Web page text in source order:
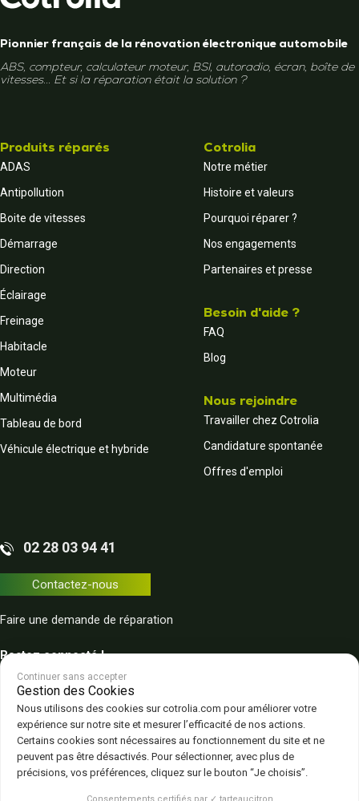
Pionnier français de la rénovation électronique automobile
ABS, compteur, calculateur moteur, BSI, autoradio, écran, boîte de
vitesses... Et si la réparation était la solution ?
Produits réparés
ADAS
Antipollution
Boite de vitesses
Démarrage
Direction
Éclairage
Freinage
Habitacle
Moteur
Multimédia
Tableau de bord
Véhicule électrique et hybride
Cotrolia
Notre métier
Histoire et valeurs
Pourquoi réparer ?
Nos engagements
Partenaires et presse
Besoin d'aide ?
FAQ
Blog
Nous rejoindre
Travailler chez Cotrolia
Candidature spontanée
Offres d'emploi
02 28 03 94 41
Contactez-nous
Faire une demande de réparation
Restez connecté !
Plan du site Politique de confidentialité CGV – CGU Mentions légales
Continuer sans accepter
Gestion des Cookies
Nous utilisons des cookies sur cotrolia.com pour améliorer votre
expérience sur notre site et mesurer l’efficacité de nos actions.
Certains cookies sont nécessaires au fonctionnement du site et ne
peuvent pas être désactivés. Pour sélectionner, avec plus de
précisions, vos préférences, cliquez sur le bouton “Je choisis”.